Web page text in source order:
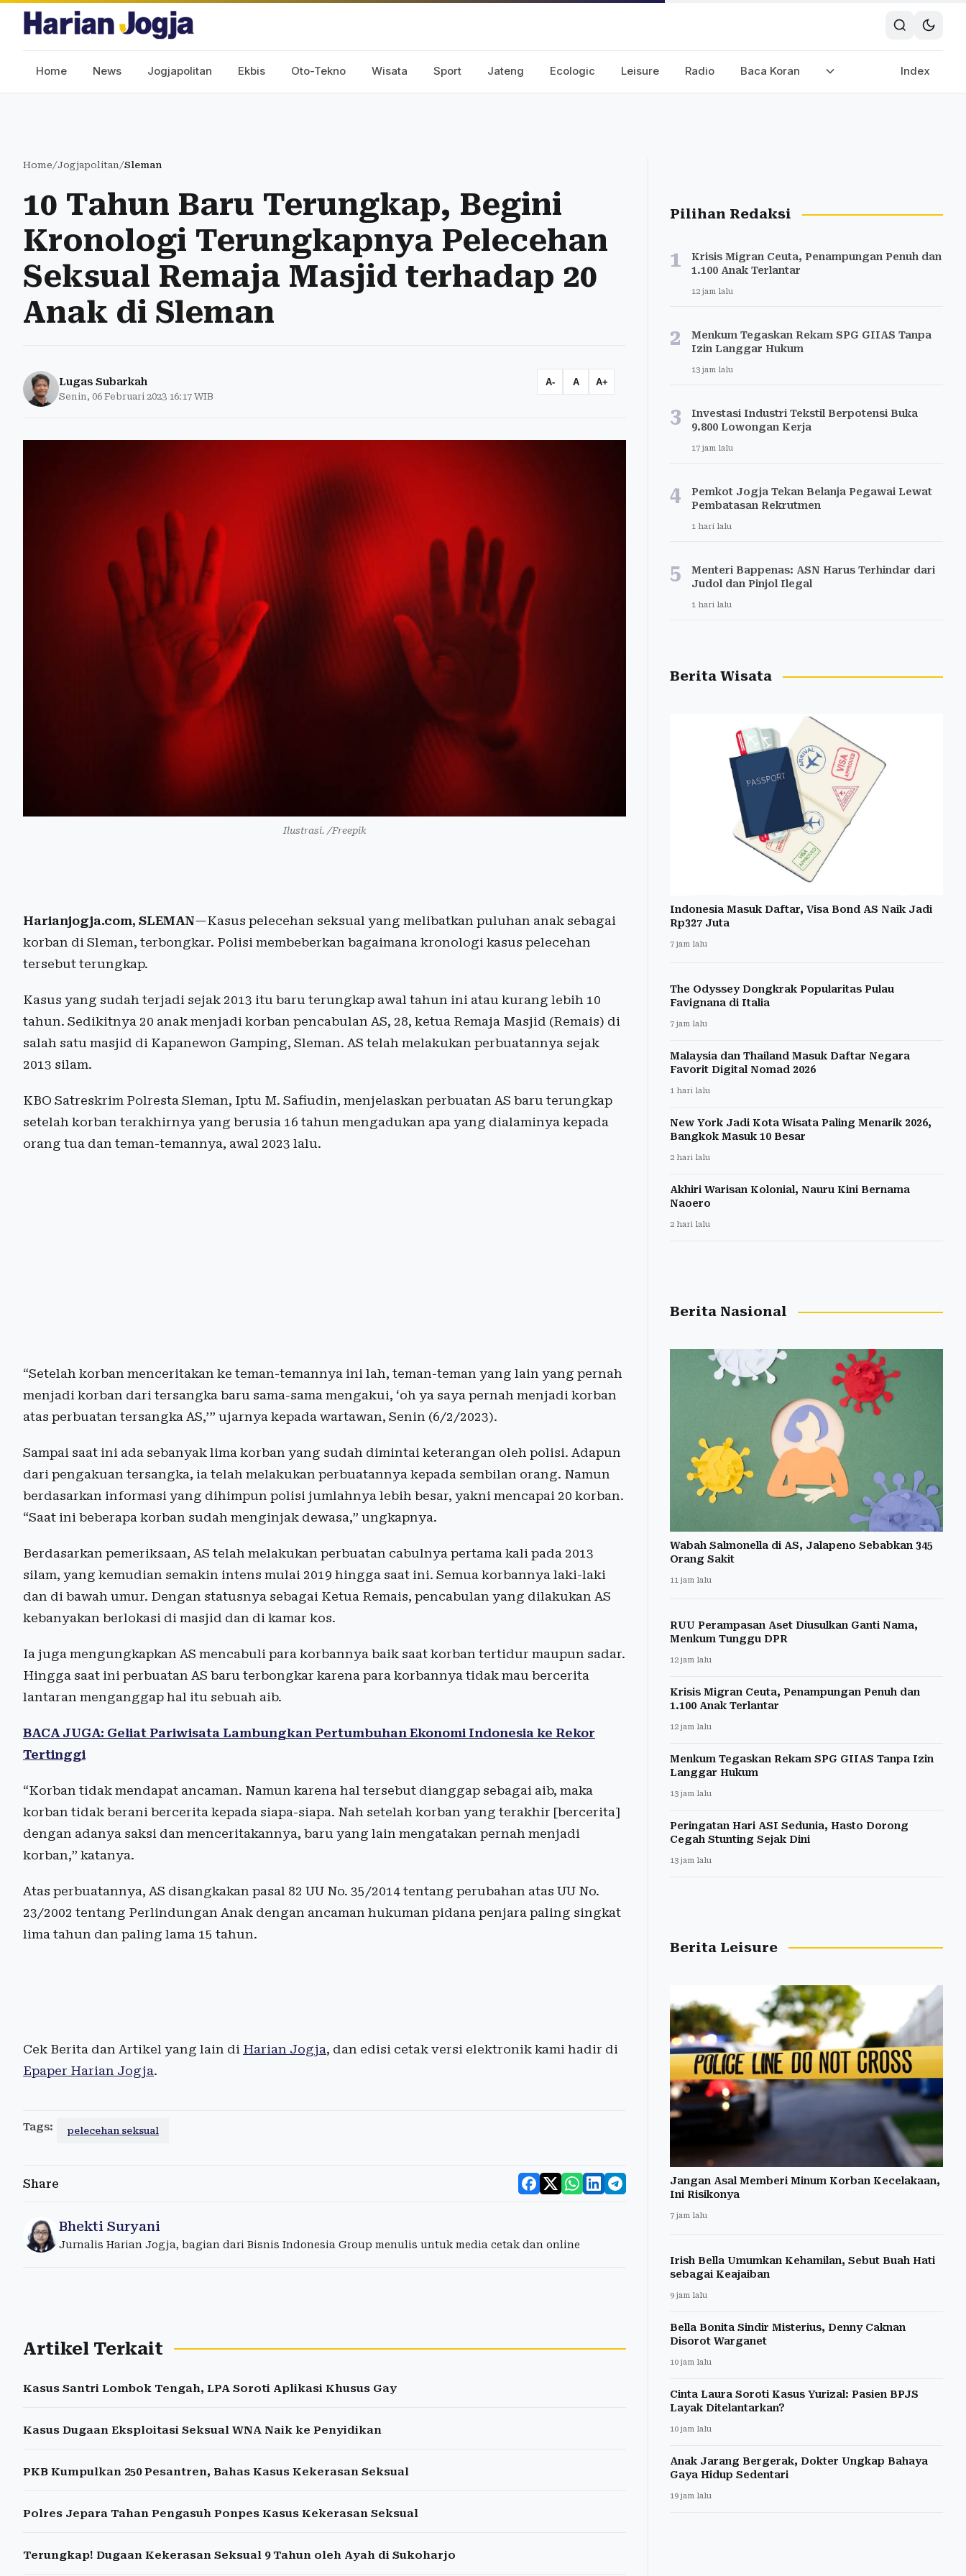
Home News Jogjapolitan Ekbis Oto-Tekno Wisata Sport Jateng Ecologic Leisure Radio Baca Koran Index
Home/Jogjapolitan/Sleman
10 Tahun Baru Terungkap, Begini
Kronologi Terungkapnya Pelecehan
Seksual Remaja Masjid terhadap 20
Anak di Sleman
Lugas Subarkah
Senin, 06 Februari 2023 16:17 WIB
A- A A+
Ilustrasi. /Freepik
Harianjogja.com, SLEMAN—Kasus pelecehan seksual yang melibatkan puluhan anak sebagai
korban di Sleman, terbongkar. Polisi membeberkan bagaimana kronologi kasus pelecehan
tersebut terungkap.
Kasus yang sudah terjadi sejak 2013 itu baru terungkap awal tahun ini atau kurang lebih 10
tahun. Sedikitnya 20 anak menjadi korban pencabulan AS, 28, ketua Remaja Masjid (Remais) di
salah satu masjid di Kapanewon Gamping, Sleman. AS telah melakukan perbuatannya sejak
2013 silam.
KBO Satreskrim Polresta Sleman, Iptu M. Safiudin, menjelaskan perbuatan AS baru terungkap
setelah korban terakhirnya yang berusia 16 tahun mengadukan apa yang dialaminya kepada
orang tua dan teman-temannya, awal 2023 lalu.
“Setelah korban menceritakan ke teman-temannya ini lah, teman-teman yang lain yang pernah
menjadi korban dari tersangka baru sama-sama mengakui, ‘oh ya saya pernah menjadi korban
atas perbuatan tersangka AS,’” ujarnya kepada wartawan, Senin (6/2/2023).
Sampai saat ini ada sebanyak lima korban yang sudah dimintai keterangan oleh polisi. Adapun
dari pengakuan tersangka, ia telah melakukan perbuatannya kepada sembilan orang. Namun
berdasarkan informasi yang dihimpun polisi jumlahnya lebih besar, yakni mencapai 20 korban.
“Saat ini beberapa korban sudah menginjak dewasa,” ungkapnya.
Berdasarkan pemeriksaan, AS telah melakukan perbuatan cabulnya pertama kali pada 2013
silam, yang kemudian semakin intens mulai 2019 hingga saat ini. Semua korbannya laki-laki
dan di bawah umur. Dengan statusnya sebagai Ketua Remais, pencabulan yang dilakukan AS
kebanyakan berlokasi di masjid dan di kamar kos.
Ia juga mengungkapkan AS mencabuli para korbannya baik saat korban tertidur maupun sadar.
Hingga saat ini perbuatan AS baru terbongkar karena para korbannya tidak mau bercerita
lantaran menganggap hal itu sebuah aib.
BACA JUGA: Geliat Pariwisata Lambungkan Pertumbuhan Ekonomi Indonesia ke Rekor
Tertinggi
“Korban tidak mendapat ancaman. Namun karena hal tersebut dianggap sebagai aib, maka
korban tidak berani bercerita kepada siapa-siapa. Nah setelah korban yang terakhir [bercerita]
dengan adanya saksi dan menceritakannya, baru yang lain mengatakan pernah menjadi
korban,” katanya.
Atas perbuatannya, AS disangkakan pasal 82 UU No. 35/2014 tentang perubahan atas UU No.
23/2002 tentang Perlindungan Anak dengan ancaman hukuman pidana penjara paling singkat
lima tahun dan paling lama 15 tahun.
Cek Berita dan Artikel yang lain di Harian Jogja, dan edisi cetak versi elektronik kami hadir di
Epaper Harian Jogja.
Tags: pelecehan seksual
Share
Bhekti Suryani
Jurnalis Harian Jogja, bagian dari Bisnis Indonesia Group menulis untuk media cetak dan online
Artikel Terkait
Kasus Santri Lombok Tengah, LPA Soroti Aplikasi Khusus Gay
Kasus Dugaan Eksploitasi Seksual WNA Naik ke Penyidikan
PKB Kumpulkan 250 Pesantren, Bahas Kasus Kekerasan Seksual
Polres Jepara Tahan Pengasuh Ponpes Kasus Kekerasan Seksual
Terungkap! Dugaan Kekerasan Seksual 9 Tahun oleh Ayah di Sukoharjo
Pilihan Redaksi
1
Krisis Migran Ceuta, Penampungan Penuh dan
1.100 Anak Terlantar
12 jam lalu
2
Menkum Tegaskan Rekam SPG GIIAS Tanpa
Izin Langgar Hukum
13 jam lalu
3
Investasi Industri Tekstil Berpotensi Buka
9.800 Lowongan Kerja
17 jam lalu
4
Pemkot Jogja Tekan Belanja Pegawai Lewat
Pembatasan Rekrutmen
1 hari lalu
5
Menteri Bappenas: ASN Harus Terhindar dari
Judol dan Pinjol Ilegal
1 hari lalu
Berita Wisata
Indonesia Masuk Daftar, Visa Bond AS Naik Jadi
Rp327 Juta
7 jam lalu
The Odyssey Dongkrak Popularitas Pulau
Favignana di Italia
7 jam lalu
Malaysia dan Thailand Masuk Daftar Negara
Favorit Digital Nomad 2026
1 hari lalu
New York Jadi Kota Wisata Paling Menarik 2026,
Bangkok Masuk 10 Besar
2 hari lalu
Akhiri Warisan Kolonial, Nauru Kini Bernama
Naoero
2 hari lalu
Berita Nasional
Wabah Salmonella di AS, Jalapeno Sebabkan 345
Orang Sakit
11 jam lalu
RUU Perampasan Aset Diusulkan Ganti Nama,
Menkum Tunggu DPR
12 jam lalu
Krisis Migran Ceuta, Penampungan Penuh dan
1.100 Anak Terlantar
12 jam lalu
Menkum Tegaskan Rekam SPG GIIAS Tanpa Izin
Langgar Hukum
13 jam lalu
Peringatan Hari ASI Sedunia, Hasto Dorong
Cegah Stunting Sejak Dini
13 jam lalu
Berita Leisure
Jangan Asal Memberi Minum Korban Kecelakaan,
Ini Risikonya
7 jam lalu
Irish Bella Umumkan Kehamilan, Sebut Buah Hati
sebagai Keajaiban
9 jam lalu
Bella Bonita Sindir Misterius, Denny Caknan
Disorot Warganet
10 jam lalu
Cinta Laura Soroti Kasus Yurizal: Pasien BPJS
Layak Ditelantarkan?
10 jam lalu
Anak Jarang Bergerak, Dokter Ungkap Bahaya
Gaya Hidup Sedentari
19 jam lalu